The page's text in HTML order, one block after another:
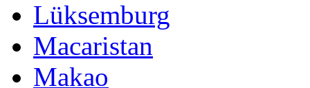
Lüksemburg
Macaristan
Makao